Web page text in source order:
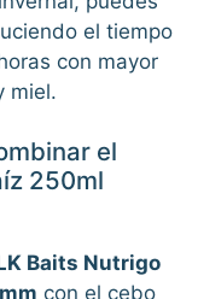
el tiempo
con mayor
miel.
el
250ml
Baits Nutrigo
con el cebo